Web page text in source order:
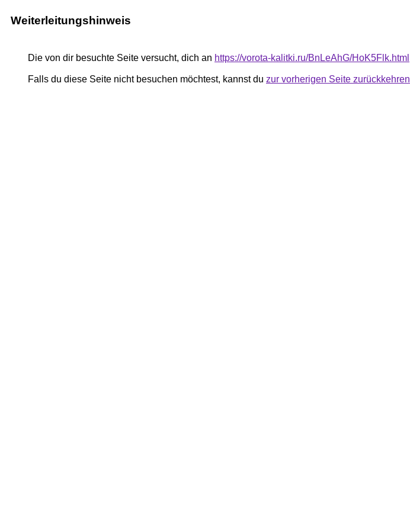
Weiterleitungshinweis
Die von dir besuchte Seite versucht, dich an https://vorota-kalitki.ru/BnLeAhG/HoK5Flk.html
Falls du diese Seite nicht besuchen möchtest, kannst du zur vorherigen Seite zurückkehren